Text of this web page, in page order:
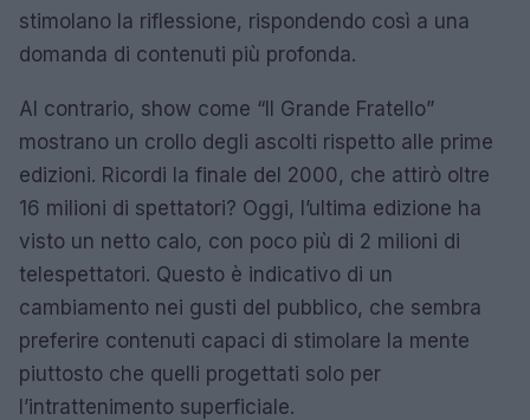
stimolano la riflessione, rispondendo così a una
domanda di contenuti più profonda.
Al contrario, show come “Il Grande Fratello”
mostrano un crollo degli ascolti rispetto alle prime
edizioni. Ricordi la finale del 2000, che attirò oltre
16 milioni di spettatori? Oggi, l’ultima edizione ha
visto un netto calo, con poco più di 2 milioni di
telespettatori. Questo è indicativo di un
cambiamento nei gusti del pubblico, che sembra
preferire contenuti capaci di stimolare la mente
piuttosto che quelli progettati solo per
l’intrattenimento superficiale.